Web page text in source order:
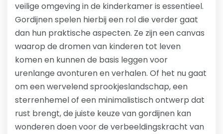
veilige omgeving in de kinderkamer is essentieel.
Gordijnen spelen hierbij een rol die verder gaat
dan hun praktische aspecten. Ze zijn een canvas
waarop de dromen van kinderen tot leven
komen en kunnen de basis leggen voor
urenlange avonturen en verhalen. Of het nu gaat
om een wervelend sprookjeslandschap, een
sterrenhemel of een minimalistisch ontwerp dat
rust brengt, de juiste keuze van gordijnen kan
wonderen doen voor de verbeeldingskracht van